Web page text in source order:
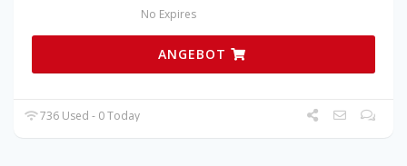
No Expires
ANGEBOT
736 Used - 0 Today